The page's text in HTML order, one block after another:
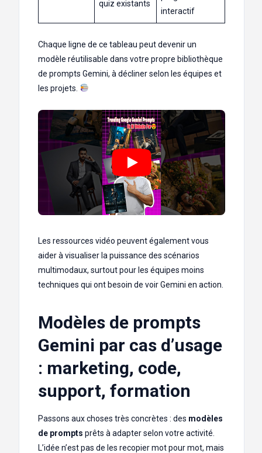
quiz existants
interactif
Chaque ligne de ce tableau peut devenir un
modèle réutilisable dans votre propre bibliothèque
de prompts Gemini, à décliner selon les équipes et
les projets.
Les ressources vidéo peuvent également vous
aider à visualiser la puissance des scénarios
multimodaux, surtout pour les équipes moins
techniques qui ont besoin de voir Gemini en action.
Modèles de prompts
Gemini par cas d’usage
: marketing, code,
support, formation
Passons aux choses très concrètes : des modèles
de prompts prêts à adapter selon votre activité.
L’idée n’est pas de les recopier mot pour mot, mais